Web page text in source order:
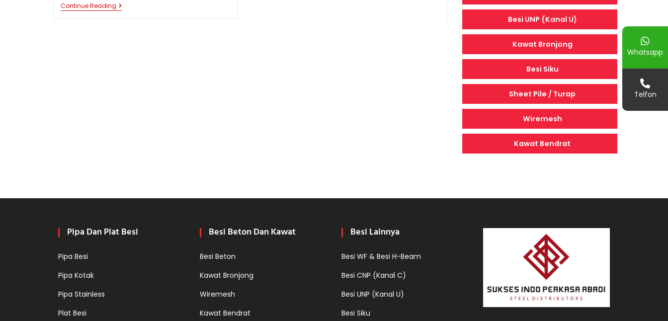
Continue ReadingYUK
KENALAN
Besi UNP (Kanal U)
Kawat Bronjong
Besi Siku
Sheet Pile / Turap
Wiremesh
Kawat Bendrat
Pipa Dan Plat Besi
Pipa Besi
Pipa Kotak
Pipa Stainless
Plat Besi
Besi Beton Dan Kawat
Besi Beton
Kawat Bronjong
Wiremesh
Kawat Bendrat
Besi Lainnya
Besi WF & Besi H-Beam
Besi CNP (Kanal C)
Besi UNP (Kanal U)
Besi Siku
Whatsapp
Telfon